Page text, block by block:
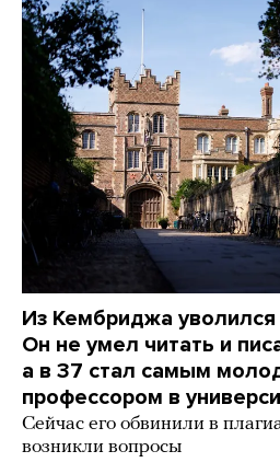
Из Кембриджа
Он не умел читать и
а в 37 стал самым
профессором в
Сейчас его обвинили в
возникли вопросы